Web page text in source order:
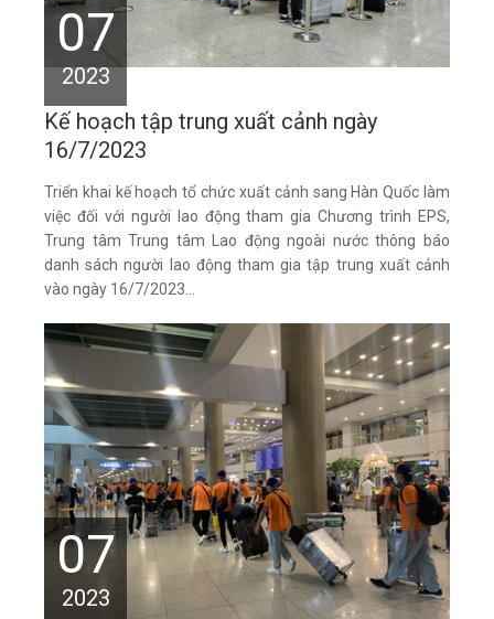
07
2023
Kế hoạch tập trung xuất cảnh ngày
16/7/2023
Triển khai kế hoạch tổ chức xuất cảnh sang Hàn Quốc làm
việc đối với người lao động tham gia Chương trình EPS,
Trung tâm Trung tâm Lao động ngoài nước thông báo
danh sách người lao động tham gia tập trung xuất cảnh
vào ngày 16/7/2023...
07
2023